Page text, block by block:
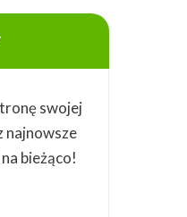
swojej
najnowsze
bieżąco!